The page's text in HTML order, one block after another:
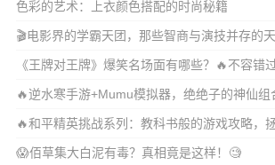
色彩的艺术：上衣颜色搭配的时尚秘籍
🎬电影界的学霸天团，那些智商与演技并存的
《王牌对王牌》爆笑名场面有哪些？🔥不容错
🔥逆水寒手游+Mumu模拟器，绝绝子的神仙
江湖
🔥和平精英挑战系列：教科书般的游戏攻略，
😱佰草集大白泥有毒？真相竟是这样！🧐